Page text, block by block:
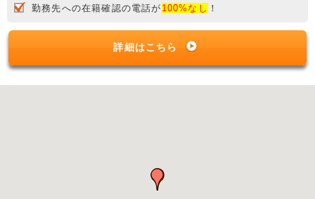
勤務先への在籍確認の電話が 100%なし ！
詳細はこちら